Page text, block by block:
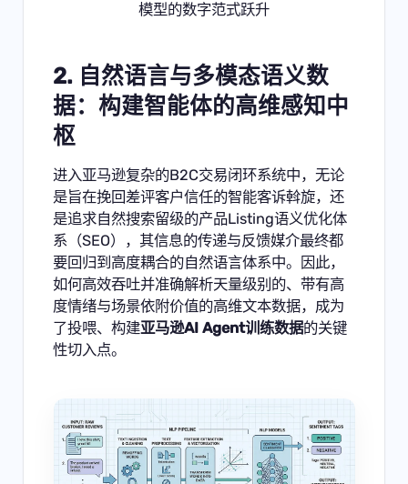
模型的数字范式跃升
2. 自然语言与多模态语义数
据：构建智能体的高维感知中
枢
进入亚马逊复杂的B2C交易闭环系统中，无论
是旨在挽回差评客户信任的智能客诉斡旋，还
是追求自然搜索留级的产品Listing语义优化体
系（SEO），其信息的传递与反馈媒介最终都
要回归到高度耦合的自然语言体系中。因此，
如何高效吞吐并准确解析天量级别的、带有高
度情绪与场景依附价值的高维文本数据，成为
了投喂、构建亚马逊AI Agent训练数据的关键
性切入点。